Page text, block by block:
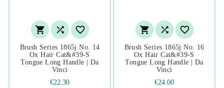
  
Brush Series 1865j No. 14
Ox Hair Cat&#39-S
Tongue Long Handle | Da
Vinci
€22.30
  
Brush Series 1865j No. 16
Ox Hair Cat&#39-S
Tongue Long Handle | Da
Vinci
€24.00